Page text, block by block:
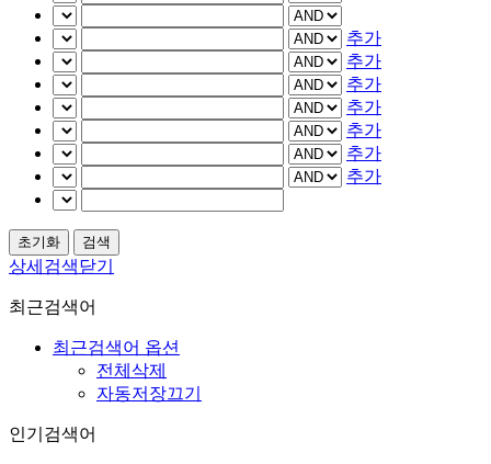
추가
추가
추가
추가
추가
추가
추가
상세검색닫기
최근검색어
최근검색어 옵션
전체삭제
자동저장끄기
인기검색어